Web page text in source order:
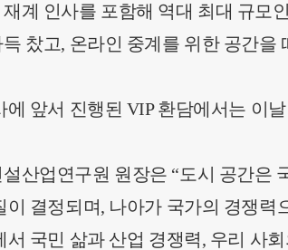
계 인사를 포함해 역대 최대 규모
찼고, 온라인 중계를 위한 공간을
에 앞서 진행된 VIP 환담에서는 이
산업연구원 원장은 “도시 공간은
이 결정되며, 나아가 국가의 경쟁력
서 국민 삶과 산업 경쟁력, 우리 사